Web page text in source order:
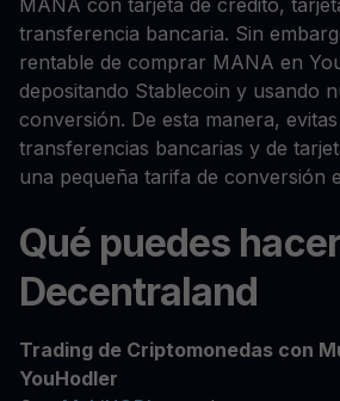
transferencia bancaria. Sin
rentable de comprar MANA en
depositando Stablecoin y usando
conversión. De esta manera,
transferencias bancarias y de
una pequeña tarifa de conversión
Qué puedes
Decentraland
Trading de Criptomonedas con
YouHodler